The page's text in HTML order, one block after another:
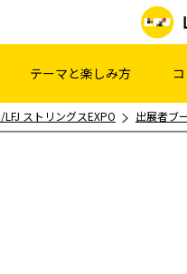
テーマと楽しみ方
ストリングスEXPO 出展者ブ